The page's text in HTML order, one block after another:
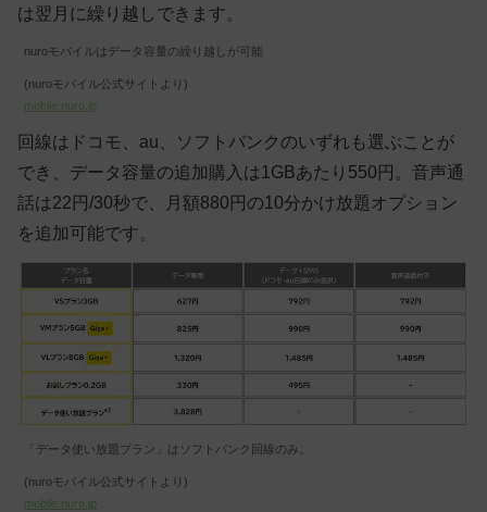
は翌月に繰り越しできます。
nuroモバイルはデータ容量の繰り越しが可能
(nuroモバイル公式サイトより)
mobile.nuro.jp
回線はドコモ、au、ソフトバンクのいずれも選ぶことが
でき、データ容量の追加購入は1GBあたり550円。音声通
話は22円/30秒で、月額880円の10分かけ放題オプション
を追加可能です。
「データ使い放題プラン」はソフトバンク回線のみ。
(nuroモバイル公式サイトより)
mobile.nuro.jp